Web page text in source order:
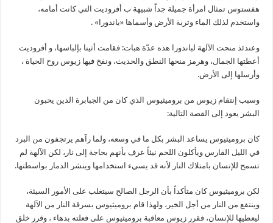
هفستوس تمثال امرأة جميلة جداً شبيهة ب أفروديت التي كانت أمامه،
واستخدم لذلك الماء وتربة الأرض وأسماها «باندورا» .
وعندئذ منحت الآلهة لباندورا هذه عدّة هبات: فقامت أثينا بإلباسها، و أفروديت
أعطتها الجمال، وهرمز منحها النطق والحديث، ونفخ فيها زيوس روح الحياة ،
وأرسلها إلى الأرض.
وسبب إنتقام زيوس من بروميثيوس الذي كان من الجبابرة الذين يحبون
البشر يعود إلى القصة التالية:
كان بروميثيوس يساعد البشر بكل ما في وسعه، ولما رآهم يرتجفون من البرد
في الليل القارس ويأكلون اللحم نيئاً عرف بأنهم بحاجة إلى نار، لكن الآلهة لم
تسمح للإنسان بامتلاك النار لأنه قد يسيء استخدامها وينشر الدمار بواسطتها.
لكن بروميثيوس كان متأكداً بأن الرجل الصالح سيتغلب على الأمور السيئة،
وينتفع من النار من أجل الخير، ولهذا قام بروميثيوس بسرقة النار من الآلهة
ليعطيها للإنسان، فقرر زيوس معاقبة بروميثيوس على فعلته بدهاء ، وقرر خلق